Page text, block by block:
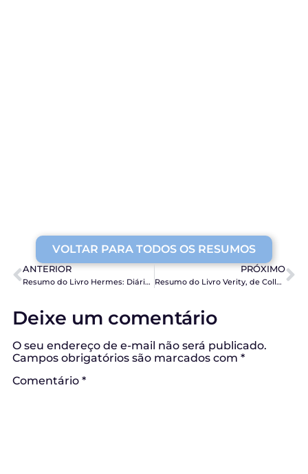
VOLTAR PARA TODOS OS RESUMOS
ANTERIOR
Resumo do Livro Hermes: Diários Perdidos dos Jovens Deuses, de Antônio Schimeneck e Rosana Rios
PRÓXIMO
Resumo do Livro Verity, de Collen Hoover
Deixe um comentário
O seu endereço de e-mail não será publicado.
Campos obrigatórios são marcados com *
Comentário *